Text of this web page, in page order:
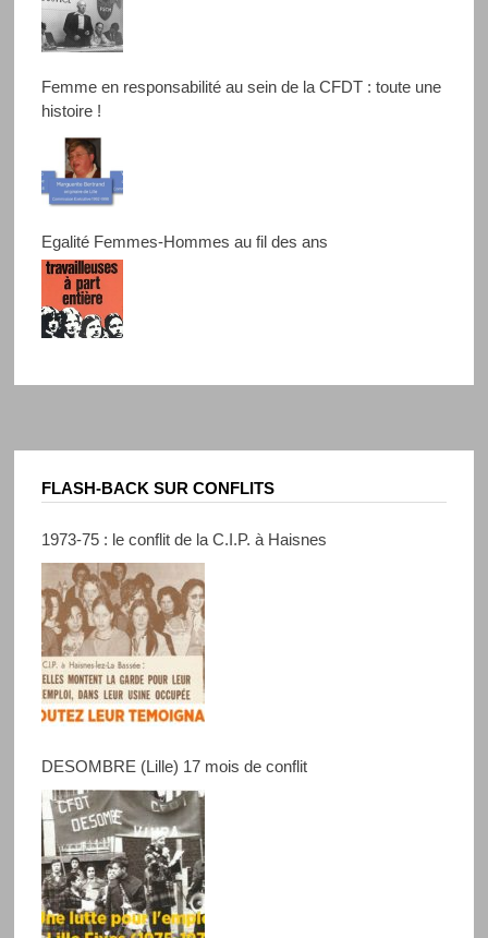
Femme en responsabilité au sein de la CFDT : toute une
histoire !
Egalité Femmes-Hommes au fil des ans
FLASH-BACK SUR CONFLITS
1973-75 : le conflit de la C.I.P. à Haisnes
DESOMBRE (Lille) 17 mois de conflit